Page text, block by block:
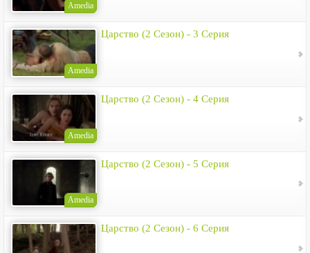
Amedia
Amedia
Царство (2 Сезон) - 3 Серия
Amedia
Царство (2 Сезон) - 4 Серия
Amedia
Царство (2 Сезон) - 5 Серия
Царство (2 Сезон) - 6 Серия